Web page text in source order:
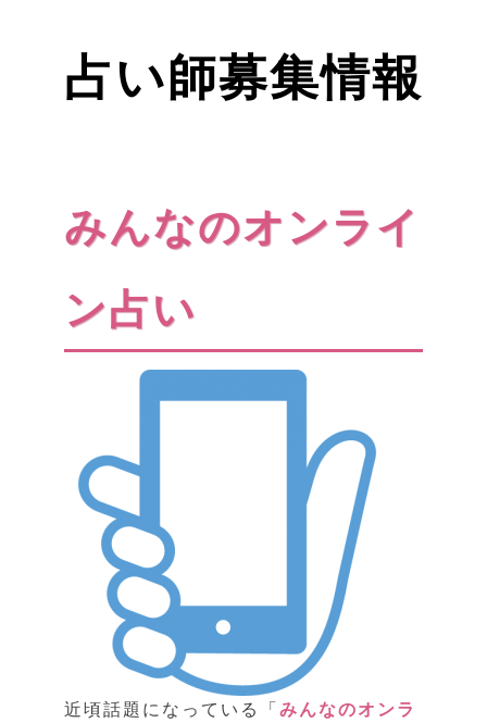
占い師募集情報
みんなのオンライ
ン占い
近頃話題になっている「みんなのオンラ